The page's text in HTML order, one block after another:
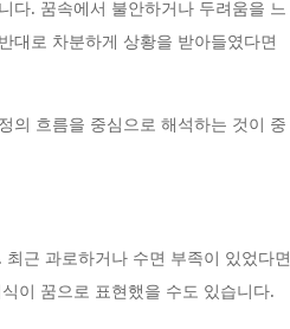
다. 꿈속에서 불안하거나 두려움을 느
대로 차분하게 상황을 받아들였다면
의 흐름을 중심으로 해석하는 것이 중
근 과로하거나 수면 부족이 있었다면
이 꿈으로 표현했을 수도 있습니다.